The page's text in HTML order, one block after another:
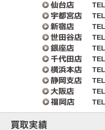
買取実績